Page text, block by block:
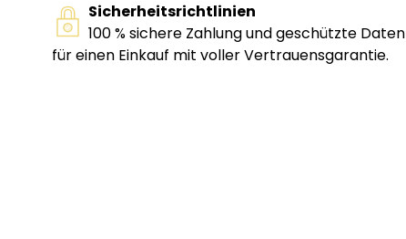
Sicherheitsrichtlinien
100 % sichere Zahlung und geschützte Daten
für einen Einkauf mit voller Vertrauensgarantie.